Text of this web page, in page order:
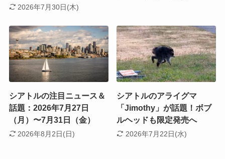
2026年7月30日(木)
シアトルの注目ニュース＆
話題：2026年7月27日
（月）〜7月31日（金）
2026年8月2日(日)
シアトルのアライグマ
「Jimothy」が話題！ボブ
ルヘッドも限定発売へ
2026年7月22日(水)